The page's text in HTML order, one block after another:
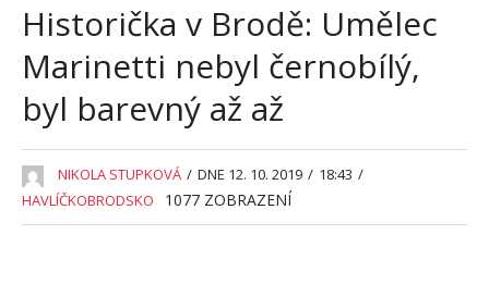
Historička v Brodě: Umělec
Marinetti nebyl černobílý,
byl barevný až až
NIKOLA STUPKOVÁ / DNE 12. 10. 2019 / 18:43 /
HAVLÍČKOBRODSKO
1077 ZOBRAZENÍ